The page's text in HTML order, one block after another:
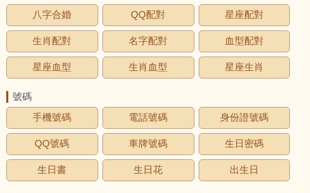
八字合婚
QQ配對 星座配對
生肖配對 名字配對 血型配對
星座血型 生肖血型 星座生肖
號碼
手機號碼
電話號碼 身份證號碼
QQ號碼 車牌號碼 生日密碼
生日書 生日花 出生日